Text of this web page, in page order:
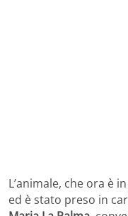
L’animale, che ora è
ed è stato preso in